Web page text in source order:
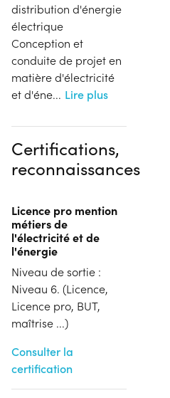
distribution d'énergie
électrique
Conception et
conduite de projet en
matière d'électricité
et d'éne... Lire plus
Certifications,
reconnaissances
Licence pro mention
métiers de
l'électricité et de
l'énergie
Niveau de sortie :
Niveau 6. (Licence,
Licence pro, BUT,
maîtrise ...)
Consulter la
certification